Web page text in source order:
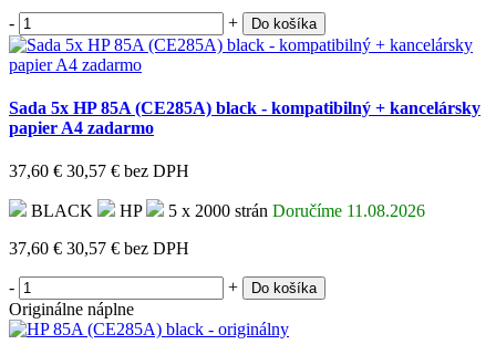
- + Do košíka
Sada 5x HP 85A (CE285A) black - kompatibilný + kancelársky
papier A4 zadarmo
37,60 € 30,57 € bez DPH
BLACK HP 5 x 2000 strán Doručíme 11.08.2026
37,60 € 30,57 € bez DPH
- + Do košíka
Originálne náplne